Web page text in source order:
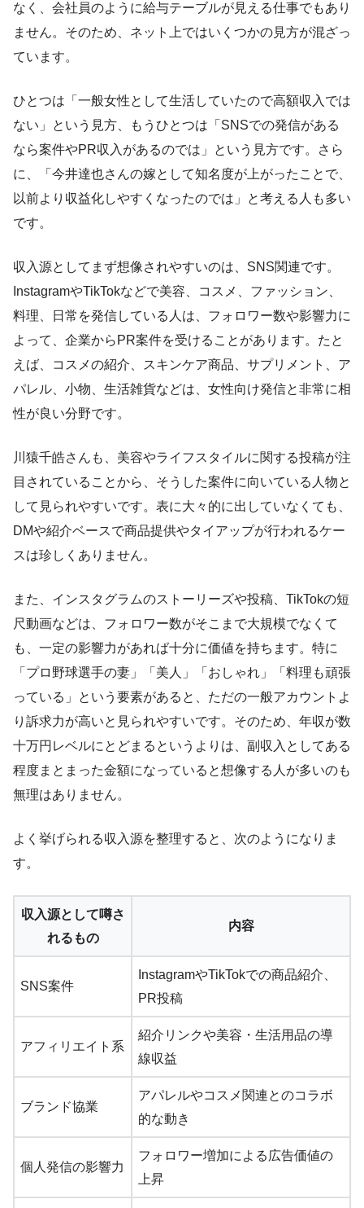
なく、会社員のように給与テーブルが見える仕事でもあり
ません。そのため、ネット上ではいくつかの見方が混ざっ
ています。
ひとつは「一般女性として生活していたので高額収入では
ない」という見方、もうひとつは「SNSでの発信がある
なら案件やPR収入があるのでは」という見方です。さら
に、「今井達也さんの嫁として知名度が上がったことで、
以前より収益化しやすくなったのでは」と考える人も多い
です。
収入源としてまず想像されやすいのは、SNS関連です。
InstagramやTikTokなどで美容、コスメ、ファッション、
料理、日常を発信している人は、フォロワー数や影響力に
よって、企業からPR案件を受けることがあります。たと
えば、コスメの紹介、スキンケア商品、サプリメント、ア
パレル、小物、生活雑貨などは、女性向け発信と非常に相
性が良い分野です。
川猿千皓さんも、美容やライフスタイルに関する投稿が注
目されていることから、そうした案件に向いている人物と
して見られやすいです。表に大々的に出していなくても、
DMや紹介ベースで商品提供やタイアップが行われるケー
スは珍しくありません。
また、インスタグラムのストーリーズや投稿、TikTokの短
尺動画などは、フォロワー数がそこまで大規模でなくて
も、一定の影響力があれば十分に価値を持ちます。特に
「プロ野球選手の妻」「美人」「おしゃれ」「料理も頑張
っている」という要素があると、ただの一般アカウントよ
り訴求力が高いと見られやすいです。そのため、年収が数
十万円レベルにとどまるというよりは、副収入としてある
程度まとまった金額になっていると想像する人が多いのも
無理はありません。
よく挙げられる収入源を整理すると、次のようになりま
す。
収入源として噂さ
れるもの
内容
SNS案件
InstagramやTikTokでの商品紹介、
PR投稿
アフィリエイト系
紹介リンクや美容・生活用品の導
線収益
ブランド協業
アパレルやコスメ関連とのコラボ
的な動き
個人発信の影響力
フォロワー増加による広告価値の
上昇